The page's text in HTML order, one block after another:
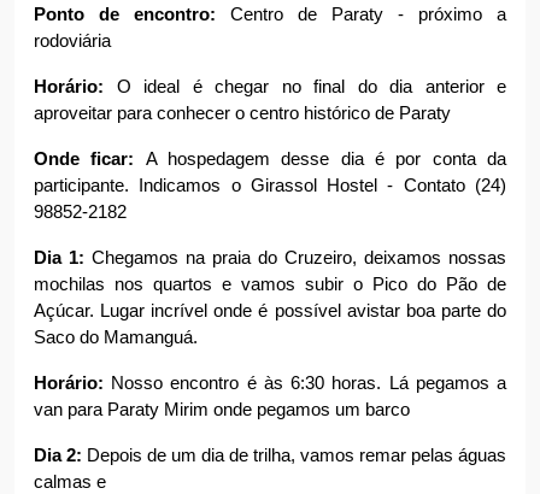
Ponto de encontro: Centro de Paraty - próximo a
rodoviária
Horário: O ideal é chegar no final do dia anterior e
aproveitar para conhecer o centro histórico de Paraty
Onde ficar: A hospedagem desse dia é por conta da
participante. Indicamos o Girassol Hostel - Contato (24)
98852-2182
Dia 1: Chegamos na praia do Cruzeiro, deixamos nossas
mochilas nos quartos e vamos subir o Pico do Pão de
Açúcar. Lugar incrível onde é possível avistar boa parte do
Saco do Mamanguá.
Horário: Nosso encontro é às 6:30 horas. Lá pegamos a
van para Paraty Mirim onde pegamos um barco
Dia 2: Depois de um dia de trilha, vamos remar pelas águas
calmas e